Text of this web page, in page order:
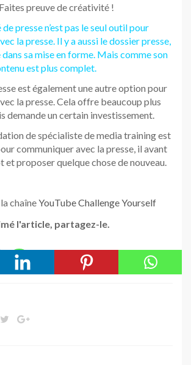
preuve de créativité !
presse n’est pas le seul outil pour
la presse. Il y a aussi le dossier presse,
sa mise en forme. Mais comme son
est plus complet.
est également une autre option pour
la presse. Cela offre beaucoup plus
demande un certain investissement.
de spécialiste de media training est
communiquer avec la presse, il avant
proposer quelque chose de nouveau.
chaîneYouTube Challenge Yourself
l'article, partagez-le.